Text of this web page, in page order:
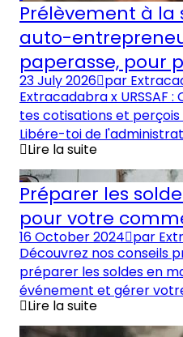
Prélèvement à la
auto-
paperasse, pour
23 July 2026 par
Extracadabra x URSSAF
tes cotisations et perçois
Libére-toi de
Lire la suite
Préparer les
pour votre
16 October 2024 par
Découvrez nos conseils
préparer les soldes en
événement et gérer
Lire la suite